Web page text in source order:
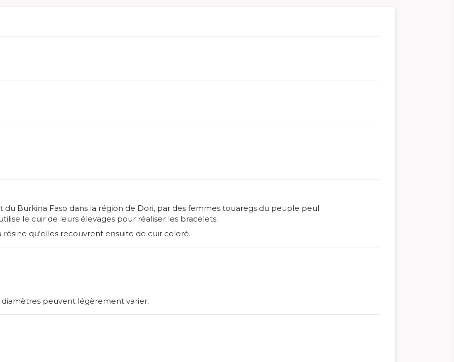
du Burkina Faso dans la région de Dori, par des femmes touaregs du peuple peul.
le cuir de leurs élevages pour réaliser les bracelets.
qu'elles recouvrent ensuite de cuir coloré.
peuvent légèrement varier.